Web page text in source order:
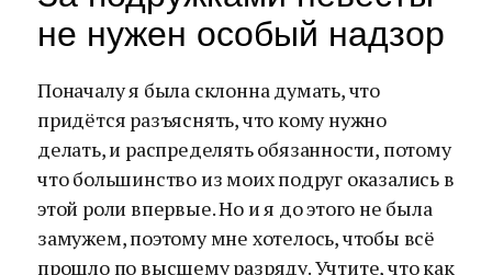
не нужен особый надзор
Поначалу я была склонна думать, что
придётся разъяснять, что кому нужно
делать, и распределять обязанности, потому
что большинство из моих подруг оказались в
этой роли впервые. Но и я до этого не была
замужем, поэтому мне хотелось, чтобы всё
прошло по высшему разряду. Учтите, что как